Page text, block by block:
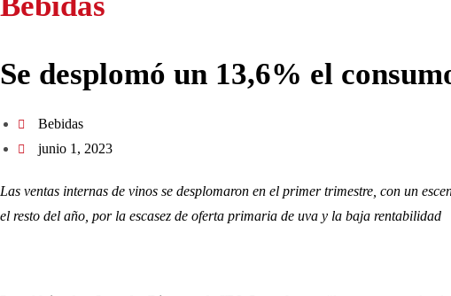
Se desplomó un 13,6% el
Bebidas
junio 1, 2023
Las ventas internas de vinos se desplomaron en el primer trimestre, con un
el resto del año, por la escasez de oferta primaria de uva y la baja rentabilidad